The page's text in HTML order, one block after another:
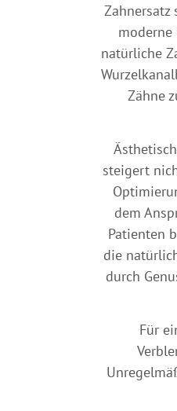
natürliche
Zähne
steigert
dem
Patienten
die
durch
Für